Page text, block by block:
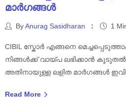
മാർഗങ്ങൾ
ByAnurag Sasidharan 1
CIBIL സ്കോർ എങ്ങനെ
നിങ്ങൾക്ക് വായ്പ ലഭിക്കാൻ
അതിനായുള്ള ലളിത മാർഗങ്ങൾ
Read More